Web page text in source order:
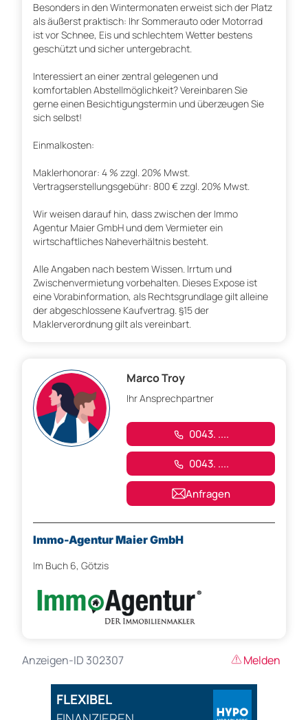
Besonders in den Wintermonaten erweist sich der Platz
als äußerst praktisch: Ihr Sommerauto oder Motorrad
ist vor Schnee, Eis und schlechtem Wetter bestens
geschützt und sicher untergebracht.
Interessiert an einer zentral gelegenen und
komfortablen Abstellmöglichkeit? Vereinbaren Sie
gerne einen Besichtigungstermin und überzeugen Sie
sich selbst!
Einmalkosten:
Maklerhonorar: 4 % zzgl. 20% Mwst.
Vertragserstellungsgebühr: 800 € zzgl. 20% Mwst.
Wir weisen darauf hin, dass zwischen der Immo
Agentur Maier GmbH und dem Vermieter ein
wirtschaftliches Naheverhältnis besteht.
Alle Angaben nach bestem Wissen. Irrtum und
Zwischenvermietung vorbehalten. Dieses Expose ist
eine Vorabinformation, als Rechtsgrundlage gilt alleine
der abgeschlossene Kaufvertrag. §15 der
Maklerverordnung gilt als vereinbart.
Marco Troy
Ihr Ansprechpartner
0043. ....
0043. ....
Anfragen
Immo-Agentur Maier GmbH
Im Buch 6, Götzis
Anzeigen-ID 302307 Melden
FLEXIBEL